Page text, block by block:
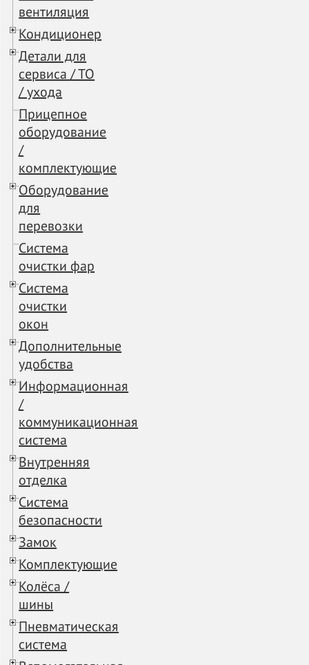
вентиляция
Кондиционер
Детали для
сервиса / ТО
/ ухода
Прицепное
оборудование
/
комплектующие
Оборудование
для
перевозки
Система
очистки фар
Система
очистки
окон
Дополнительные
удобства
Информационная
/
коммуникационная
система
Внутренняя
отделка
Система
безопасности
Замок
Комплектующие
Колёса /
шины
Пневматическая
система